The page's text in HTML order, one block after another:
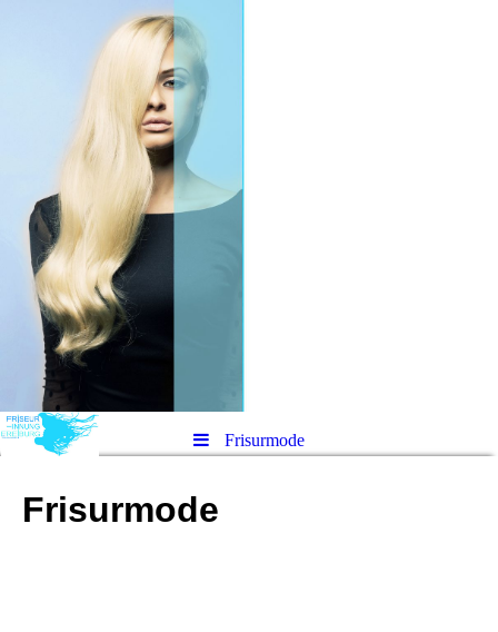
Frisurmode
Frisurmode